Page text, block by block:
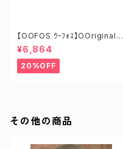
【OOFOS ｳｰﾌｫｽ】OOriginalｳｰ
ｵﾘｼﾞﾅﾙ COSMIC GRAY
¥6,864
20%OFF
その他の商品